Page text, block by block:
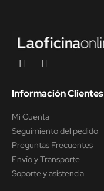
Información Clientes
Mi Cuenta
Seguimiento del pedido
Preguntas Frecuentes
Envío y Transporte
Soporte y asistencia